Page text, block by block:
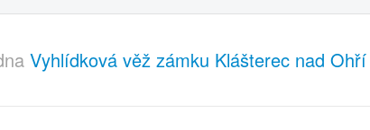
Vyhlídková věž zámku Klášterec nad Ohří